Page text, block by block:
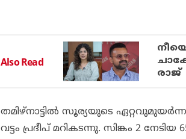
Also Read
രാജ്
തമിഴ്‌നാട്ടില്‍ സൂര്യയുടെ
വട്ടം പ്രദീപ് മറികടന്നു. സിങ്കം 2